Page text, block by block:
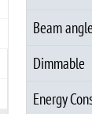
Beam angle
Dimmable
Energy